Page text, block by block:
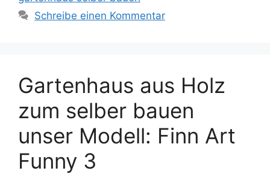
Schreibe einen Kommentar
Gartenhaus aus Holz
zum selber bauen
unser Modell: Finn Art
Funny 3